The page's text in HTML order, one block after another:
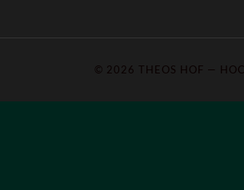
© 2026 THEOS HOF —